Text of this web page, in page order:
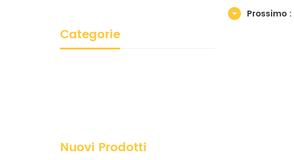
Prossimo :
Categorie
Nuovi Prodotti